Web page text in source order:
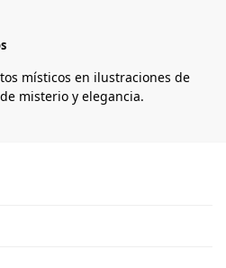
místicos en ilustraciones de
misterio y elegancia.